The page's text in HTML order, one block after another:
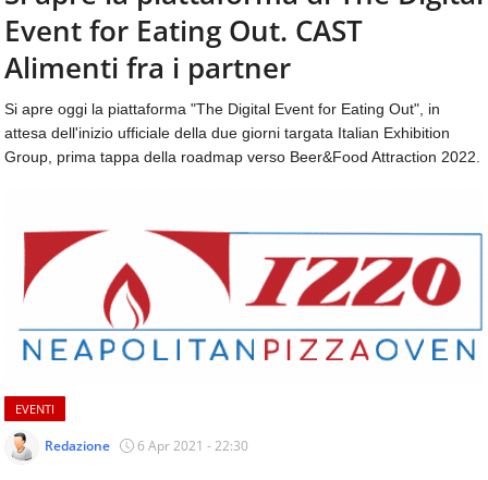
aggiornamenti
quotidiani
su
temi
come
ospitalità,
ristorazione,
food
catering
e
articoli
sul
mondo
dei
consumi
fuoricasa,
CONTATTI
Event for Eating Out. CAST
Alimenti fra i partner
Si apre oggi la piattaforma "The Digital Event for Eating Out", in
attesa dell'inizio ufficiale della due giorni targata Italian Exhibition
Group, prima tappa della roadmap verso Beer&Food Attraction 2022.
EVENTI
Redazione 6 Apr 2021 - 22:30